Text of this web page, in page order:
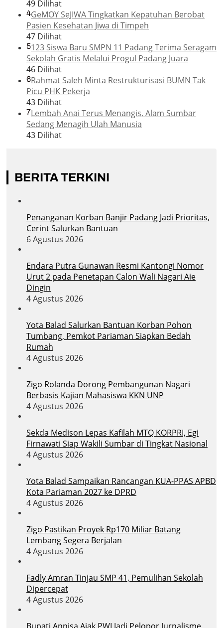
49 Dilihat
4GeMOY SeJIWA Tingkatkan Kepatuhan Berobat
Pasien Kesehatan Jiwa di Timpeh
47 Dilihat
5123 Siswa Baru SMPN 11 Padang Terima Seragam
Sekolah Gratis Melalui Progul Padang Juara
46 Dilihat
6Rahmat Saleh Minta Restrukturisasi BUMN Tak
Picu PHK Pekerja
43 Dilihat
7Lembah Anai Terus Menangis, Alam Sumbar
Sedang Menagih Ulah Manusia
43 Dilihat
BERITA TERKINI
Penanganan Korban Banjir Padang Jadi Prioritas,
Cerint Salurkan Bantuan
6 Agustus 2026
Endara Putra Gunawan Resmi Kantongi Nomor
Urut 2 pada Penetapan Calon Wali Nagari Aie
Dingin
4 Agustus 2026
Yota Balad Salurkan Bantuan Korban Pohon
Tumbang, Pemkot Pariaman Siapkan Bedah
Rumah
4 Agustus 2026
Zigo Rolanda Dorong Pembangunan Nagari
Berbasis Kajian Mahasiswa KKN UNP
4 Agustus 2026
Sekda Medison Lepas Kafilah MTQ KORPRI, Egi
Firnawati Siap Wakili Sumbar di Tingkat Nasional
4 Agustus 2026
Yota Balad Sampaikan Rancangan KUA-PPAS APBD
Kota Pariaman 2027 ke DPRD
4 Agustus 2026
Zigo Pastikan Proyek Rp170 Miliar Batang
Lembang Segera Berjalan
4 Agustus 2026
Fadly Amran Tinjau SMP 41, Pemulihan Sekolah
Dipercepat
4 Agustus 2026